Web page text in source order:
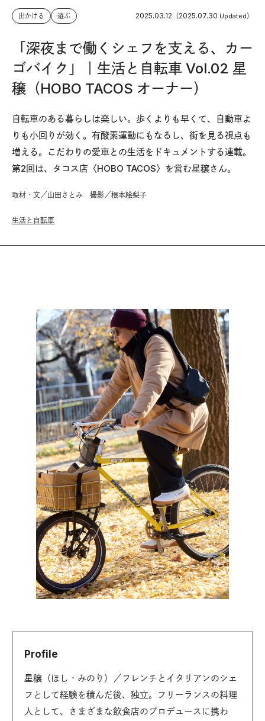
出かける 遊ぶ 2025.03.12 （2025.07.30 Updated）
「深夜まで働くシェフを支える、カー
ゴバイク」｜生活と自転車 Vol.02 星
穣（HOBO TACOS オーナー）
自転車のある暮らしは楽しい。歩くよりも早くて、自動車よ
りも小回りが効く。有酸素運動にもなるし、街を見る視点も
増える。こだわりの愛車との生活をドキュメントする連載。​
第2回は、タコス店〈HOBO TACOS〉を営む星穣さん。
取材・文／山田さとみ 撮影／根本絵梨子
生活と自転車
Profile
星穣（ほし・みのり）／フレンチとイタリアンのシェ
フとして経験を積んだ後、独立。フリーランスの料理
人として、さまざまな飲食店のプロデュースに携わ